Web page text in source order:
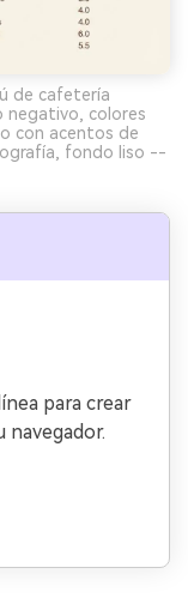
de cafetería
negativo, colores
con acentos de
fondo liso --
para crear
navegador.